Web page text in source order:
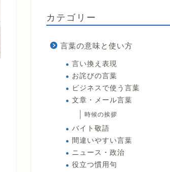
カテゴリー
言葉の意味と使い方
言い換え表現
お詫びの言葉
ビジネスで使う言葉
文章・メール言葉
時候の挨拶
バイト敬語
間違いやすい言葉
ニュース・政治
役立つ慣用句